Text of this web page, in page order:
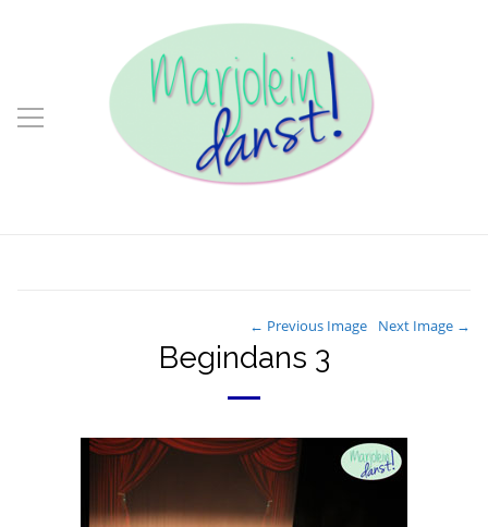
← Previous Image Next Image →
Begindans 3